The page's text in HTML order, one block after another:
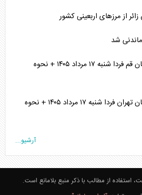
شد
جدول قطعی برق استان قم فردا شنبه ۱۷ مرداد ۱۴۰۵ + نحوه
جدول قطعی برق استان تهران فردا شنبه ۱۷ مرداد ۱۴۰۵ + نحوه
آرشیو...
استفاده از مطالب با ذکر منبع بلامانع است.